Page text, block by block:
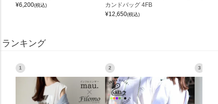
¥6,200(税込)
カンドバッグ 4FB
¥12,650(税込)
ランキング
1 2 3